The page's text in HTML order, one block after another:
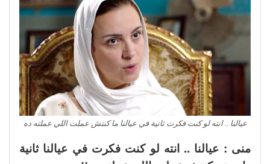
عيالنا .. انته لو كنت فكرت ثانية في عيالنا ما كنتش عملت اللي عملته ده
منى : عيالنا .. انته لو كنت فكرت في عيالنا ثانية